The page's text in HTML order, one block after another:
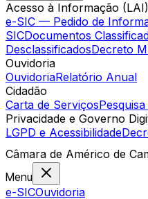
Acesso à Informação (LAI)
e-SIC — Pedido de
SICDocumentos
DesclassificadosDecreto
Ouvidoria
OuvidoriaRelatório Anual
Cidadão
Carta de Serviços
Privacidade e Governo
LGPD e Acessibilidade
Câmara de Américo de
Menu
e-SICOuvidoria